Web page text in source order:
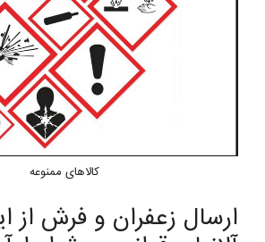
کالاهای ممنوعه
ارسال زعفران و فرش از